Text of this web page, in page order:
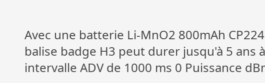
Avec une batterie Li-MnO2 800mAh
balise badge H3 peut durer jusqu'à 5 ans
intervalle ADV de 1000 ms 0 Puissance